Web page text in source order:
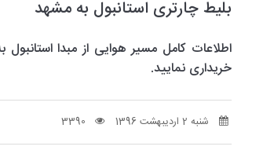
بلیط چارتری استانبول به مشهد
اطلاعات کامل مسیر هوایی از مبدا
خریداری نمایید.
شنبه 2 اردیبهشت 1396 3390